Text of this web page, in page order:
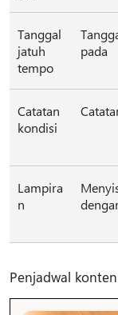
Tanggal
jatuh
tempo
pada
Catatan
kondisi
Lampira
n
Penjadwal konten